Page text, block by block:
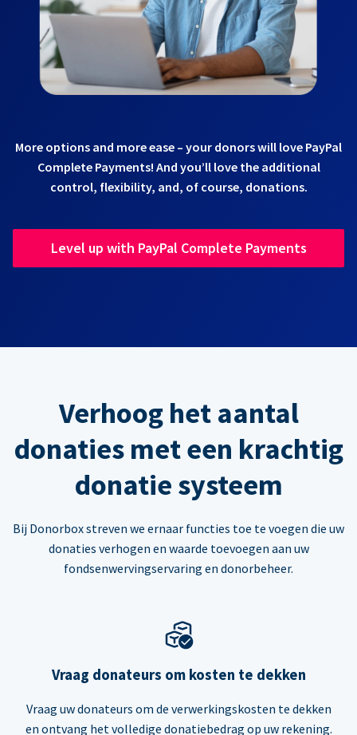
More options and more ease – your donors will love PayPal
Complete Payments! And you’ll love the additional
control, flexibility, and, of course, donations.
Level up with PayPal Complete Payments
Verhoog het aantal
donaties met een krachtig
donatie systeem
Bij Donorbox streven we ernaar functies toe te voegen die uw
donaties verhogen en waarde toevoegen aan uw
fondsenwervingservaring en donorbeheer.
Vraag donateurs om kosten te dekken
Vraag uw donateurs om de verwerkingskosten te dekken
en ontvang het volledige donatiebedrag op uw rekening.